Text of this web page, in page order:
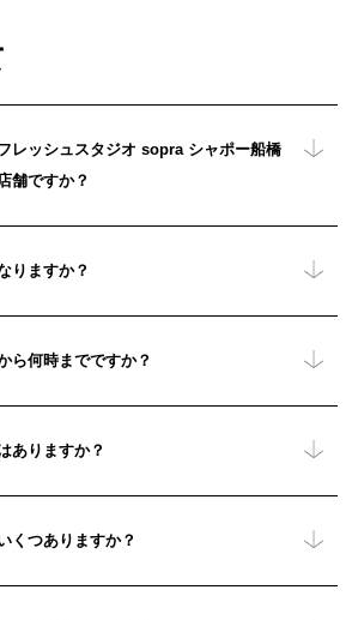
レッシュスタジオ sopra シャポー船橋
舗ですか？
りますか？
ら何時までですか？
ありますか？
くつありますか？